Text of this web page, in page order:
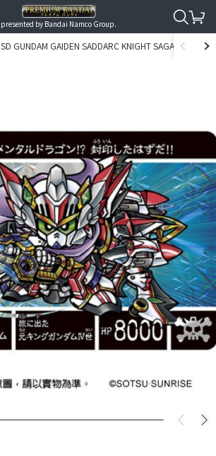
presented by Bandai Namco Group.
SD GUNDAM GAIDEN SADDARC KNIGHT SAGA EX 【覚